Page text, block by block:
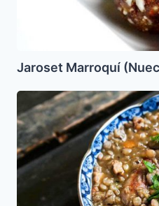
Jaroset Marroquí
Estofado
de
Lentejas